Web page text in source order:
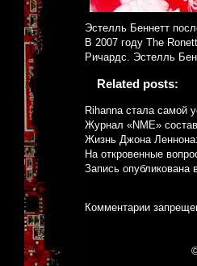
Эстелль Беннетт
В 2007 году The
Ричардс. Эстелль
Related posts:
Rihanna стала самой
Журнал «NME»
Жизнь Джона
На откровенные
Запись опубликована
Комментарии